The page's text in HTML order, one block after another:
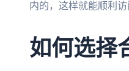
内的，这样就能顺利访
如何选择